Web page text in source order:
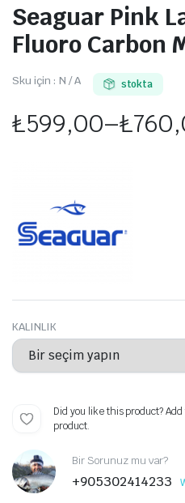
Seaguar Pink
Fluoro Carbon
Sku için : N / A stokta
₺599,00–₺
₺599,00
-
KALINLIK
Did you like this product?
product.
Bir Sorunuz mu var?
+905302414233